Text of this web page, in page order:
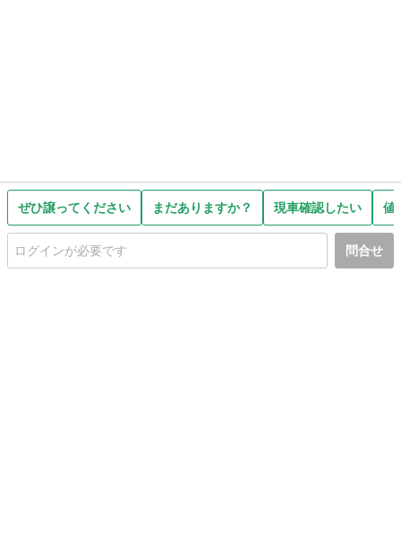
ぜひ譲ってください まだありますか？ 現車確認したい 値
問合せ